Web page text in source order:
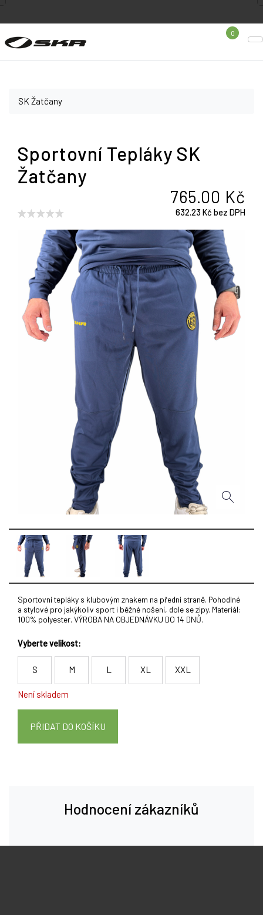
0
SK Žatčany
Sportovní Tepláky SK
Žatčany
765.00 Kč
632.23 Kč bez DPH
Sportovní tepláky s klubovým znakem na přední straně. Pohodlné
a stylové pro jakýkoliv sport i běžné nošení, dole se zipy. Materiál:
100% polyester. VÝROBA NA OBJEDNÁVKU DO 14 DNŮ.
Vyberte velikost:
S M L XL XXL
Není skladem
PŘIDAT DO KOŠÍKU
Hodnocení zákazníků